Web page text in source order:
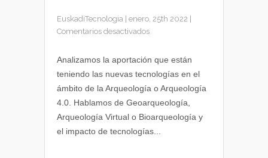
EuskadiTecnologia enero, 25th 2022
Comentarios desactivadosen
Arqueología
Geoarqueología,
Arqueología
Virtual
y
Bioarqueología
Analizamos la aportación que están
teniendo las nuevas tecnologías en el
ámbito de la Arqueología o Arqueología
4.0. Hablamos de Geoarqueología,
Arqueología Virtual o Bioarqueología y
el impacto de tecnologías...